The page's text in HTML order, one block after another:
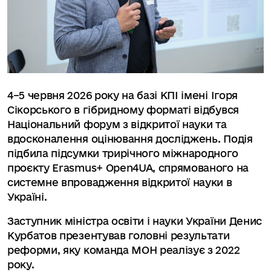
4–5 червня 2026 року на базі КПІ імені Ігоря
Сікорського в гібридному форматі відбувся
Національний форум з відкритої науки та
вдосконалення оцінювання досліджень. Подія
підбила підсумки трирічного міжнародного
проєкту Erasmus+ Open4UA, спрямованого на
системне впровадження відкритої науки в
Україні.
Заступник міністра освіти і науки України Денис
Курбатов презентував головні результати
реформи, яку команда МОН реалізує з 2022
року.